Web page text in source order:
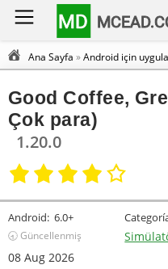
MD
Ana Sayfa »Android için
Good Coffee,
Çok para)
1.20.0
Android: 6.0+
🕣 Güncellenmiş
08 Aug 2026